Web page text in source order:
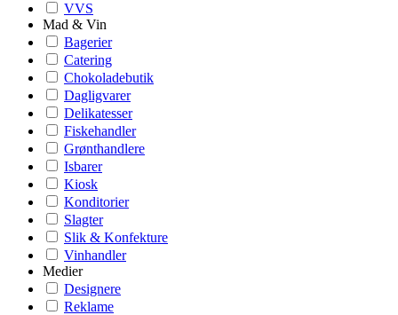
VVS
Mad & Vin
Bagerier
Catering
Chokoladebutik
Dagligvarer
Delikatesser
Fiskehandler
Grønthandlere
Isbarer
Kiosk
Konditorier
Slagter
Slik & Konfekture
Vinhandler
Medier
Designere
Reklame